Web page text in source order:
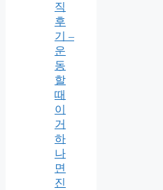
직
후
기 –
운
동
할
때
이
거
하
나
면
진